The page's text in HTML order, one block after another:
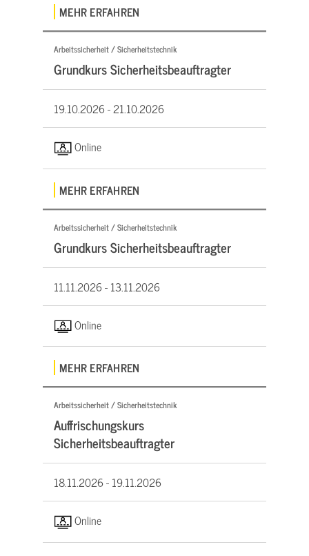
MEHR ERFAHREN
Arbeitssicherheit / Sicherheitstechnik
Grundkurs Sicherheitsbeauftragter
19.10.2026 -21.10.2026
Online
MEHR ERFAHREN
Arbeitssicherheit / Sicherheitstechnik
Grundkurs Sicherheitsbeauftragter
11.11.2026 -13.11.2026
Online
MEHR ERFAHREN
Arbeitssicherheit / Sicherheitstechnik
Auffrischungskurs
Sicherheitsbeauftragter
18.11.2026 -19.11.2026
Online